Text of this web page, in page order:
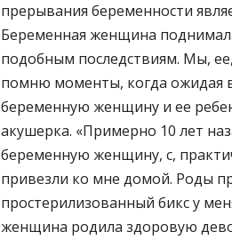
прерывания беременности
Беременная женщина
подобным последствиям. Мы,
помню моменты, когда ожидая
беременную женщину и ее
акушерка. «Примерно 10 лет
беременную женщину, с,
привезли ко мне домой. Роды
простерилизованный бикс у
женщина родила здоровую